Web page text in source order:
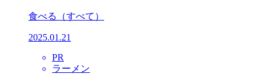
食べる （すべて）
2025.01.21
PR
ラーメン